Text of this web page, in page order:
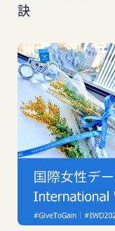
訣